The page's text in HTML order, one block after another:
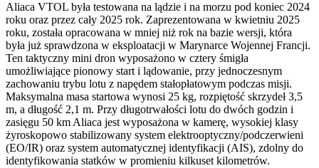
Aliaca VTOL była testowana na lądzie i na morzu pod koniec 2024
roku oraz przez cały 2025 rok. Zaprezentowana w kwietniu 2025
roku, została opracowana w mniej niż rok na bazie wersji, która
była już sprawdzona w eksploatacji w Marynarce Wojennej Francji.
Ten taktyczny mini dron wyposażono w cztery śmigła
umożliwiające pionowy start i lądowanie, przy jednoczesnym
zachowaniu trybu lotu z napędem stałopłatowym podczas misji.
Maksymalna masa startowa wynosi 25 kg, rozpiętość skrzydeł 3,5
m, a długość 2,1 m. Przy długotrwałości lotu do dwóch godzin i
zasięgu 50 km Aliaca jest wyposażona w kamerę, wysokiej klasy
żyroskopowo stabilizowany system elektrooptyczny/podczerwieni
(EO/IR) oraz system automatycznej identyfikacji (AIS), zdolny do
identyfikowania statków w promieniu kilkuset kilometrów.